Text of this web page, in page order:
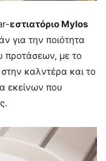
εστιατόριο Μylos
για την ποιότητα
προτάσεων, με το
στην καλντέρα και το
εκείνων που